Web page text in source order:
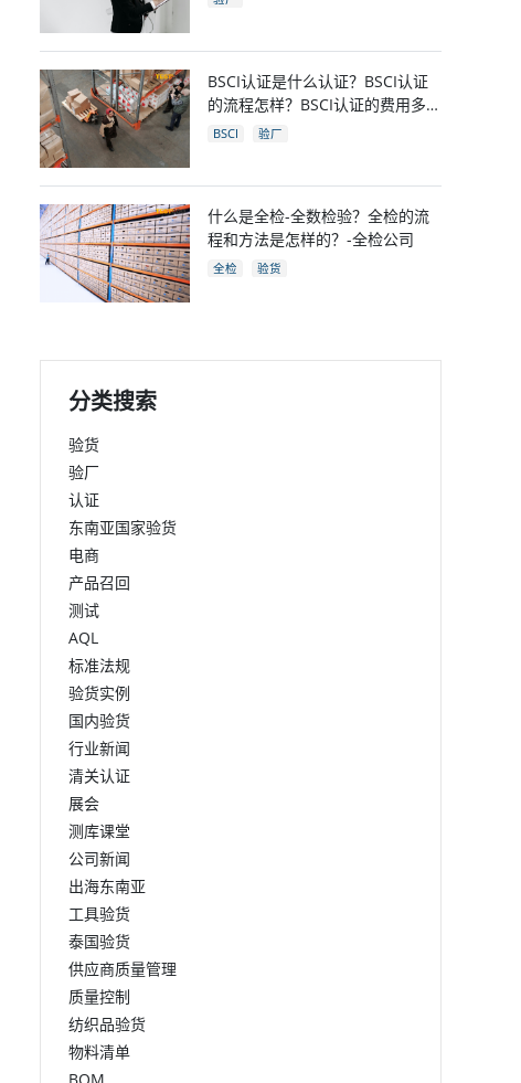
BSCI认证是什么认证？BSCI认证
的流程怎样？BSCI认证的费用多
少？
BSCI 验厂
什么是全检-全数检验？全检的流
程和方法是怎样的？-全检公司
全检 验货
分类搜索
验货
验厂
认证
东南亚国家验货
电商
产品召回
测试
AQL
标准法规
验货实例
国内验货
行业新闻
清关认证
展会
测库课堂
公司新闻
出海东南亚
工具验货
泰国验货
供应商质量管理
质量控制
纺织品验货
物料清单